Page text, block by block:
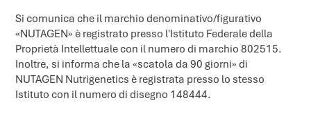
Si comunica che il marchio denominativo/figurativo
«NUTAGEN» è registrato presso l'Istituto Federale della
Proprietà Intellettuale con il numero di marchio 802515.
Inoltre, si informa che la «scatola da 90 giorni» di
NUTAGEN Nutrigenetics è registrata presso lo stesso
Istituto con il numero di disegno 148444.